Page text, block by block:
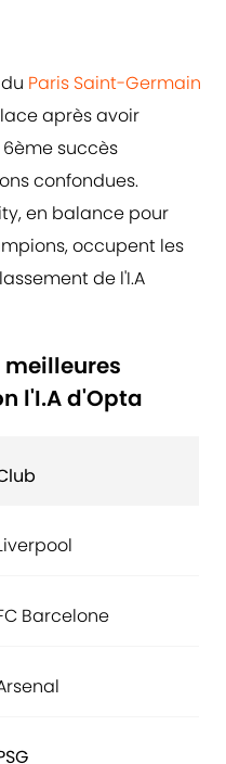
Paris Saint-Germain
après avoir
succès
confondues.
en balance pour
occupent les
de l'I.A
meilleures
l'I.A d'Opta
Barcelone